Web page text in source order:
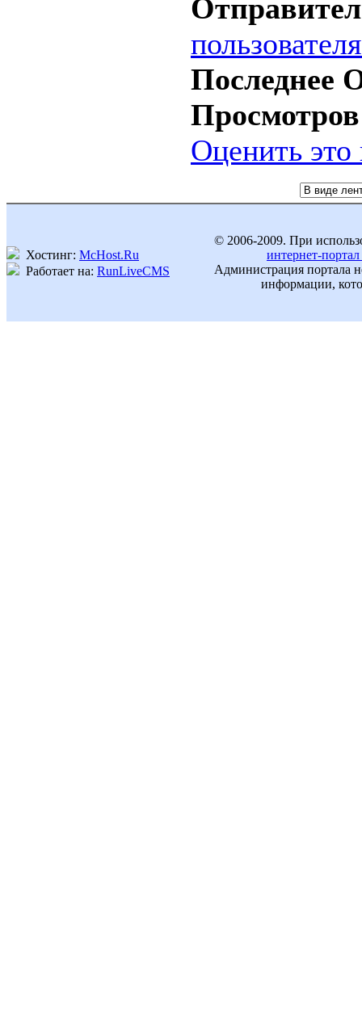
Последнее
Оценить это
Хостинг: McHost.Ru
Работает на: RunLiveCMS
© 2006-2009. При
интернет-
Администрация портала
информации,